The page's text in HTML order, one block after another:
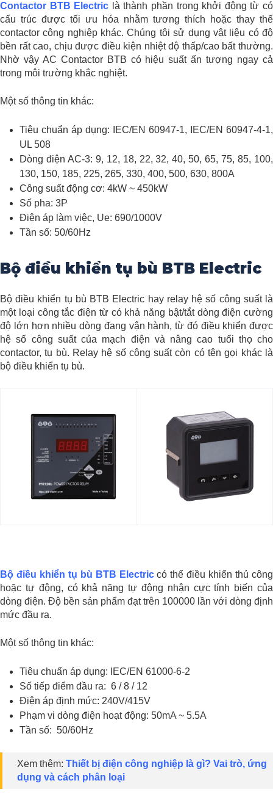
Contactor BTB Electric là thành phần trong khởi động từ có
cấu trúc được tối ưu hóa nhằm tương thích hoặc thay thế
contactor công nghiệp khác. Chúng tôi sử dụng vật liệu có độ
bền rất cao, chịu được điều kiện nhiệt độ thấp/cao bất thường.
Nhờ vậy AC Contactor BTB có hiệu suất ấn tượng ngay cả
trong môi trường khắc nghiệt.
Một số thông tin khác:
Tiêu chuẩn áp dụng: IEC/EN 60947-1, IEC/EN 60947-4-1,
UL 508
Dòng điện AC-3: 9, 12, 18, 22, 32, 40, 50, 65, 75, 85, 100,
130, 150, 185, 225, 265, 330, 400, 500, 630, 800A
Công suất động cơ: 4kW ~ 450kW
Số pha: 3P
Điện áp làm việc, Ue: 690/1000V
Tần số: 50/60Hz
Bộ điều khiển tụ bù BTB Electric
Bộ điều khiển tụ bù BTB Electric hay relay hệ số công suất là
một loại công tắc điện từ có khả năng bật/tắt dòng điện cường
độ lớn hơn nhiều dòng đang vận hành, từ đó điều khiển được
hệ số công suất của mạch điện và nâng cao tuổi thọ cho
contactor, tụ bù. Relay hệ số công suất còn có tên gọi khác là
bộ điều khiển tụ bù.
Bộ điều khiển tụ bù BTB Electriccó thể điều khiển thủ công
hoặc tự động, có khả năng tự động nhận cực tính biến của
dòng điện. Độ bền sản phẩm đạt trên 100000 lần với dòng định
mức đầu ra.
Một số thông tin khác:
Tiêu chuẩn áp dụng: IEC/EN 61000-6-2
Số tiếp điểm đầu ra: 6 / 8 / 12
Điện áp định mức: 240V/415V
Phạm vi dòng điện hoạt động: 50mA ~ 5.5A
Tần số: 50/60Hz
Xem thêm: Thiết bị điện công nghiệp là gì? Vai trò, ứng
dụng và cách phân loại